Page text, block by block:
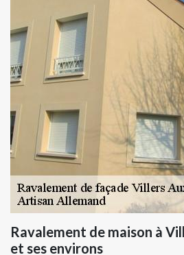
Ravalement de maison à
et ses environs